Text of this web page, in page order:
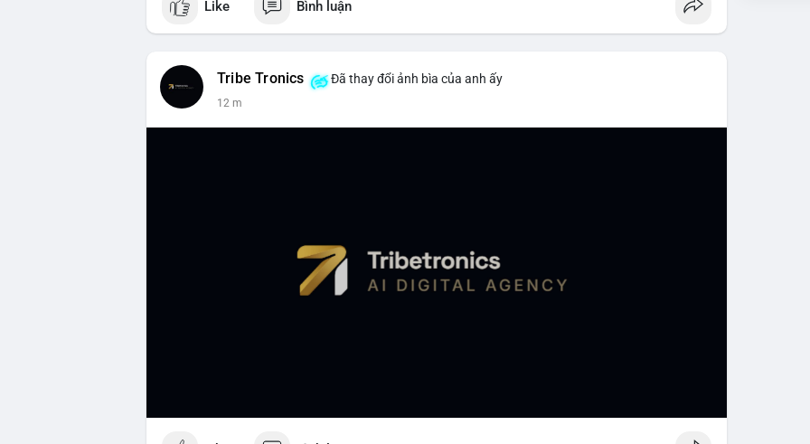
Like Bình luận
Tribe Tronics Đã thay đổi ảnh bìa của anh ấy
12 m